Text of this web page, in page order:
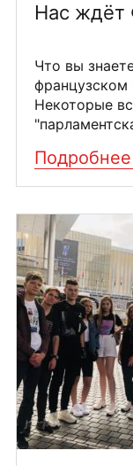
Нас ждёт
Что вы
французском
Некоторые
Подробнее